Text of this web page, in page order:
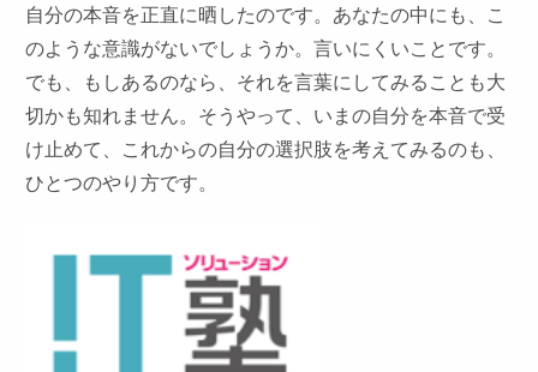
自分の本音を正直に晒したのです。あなたの中にも、こ
のような意識がないでしょうか。言いにくいことです。
でも、もしあるのなら、それを言葉にしてみることも大
切かも知れません。そうやって、いまの自分を本音で受
け止めて、これからの自分の選択肢を考えてみるのも、
ひとつのやり方です。